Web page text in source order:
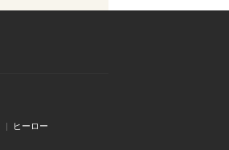
ヒーロー